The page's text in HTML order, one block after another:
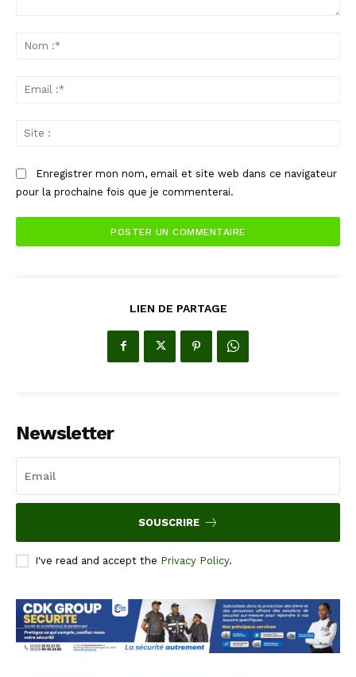
Enregistrer mon nom, email et site web dans ce navigateur
pour la prochaine fois que je commenterai.
LIEN DE PARTAGE
Newsletter
SOUSCRIRE
I've read and accept the Privacy Policy.